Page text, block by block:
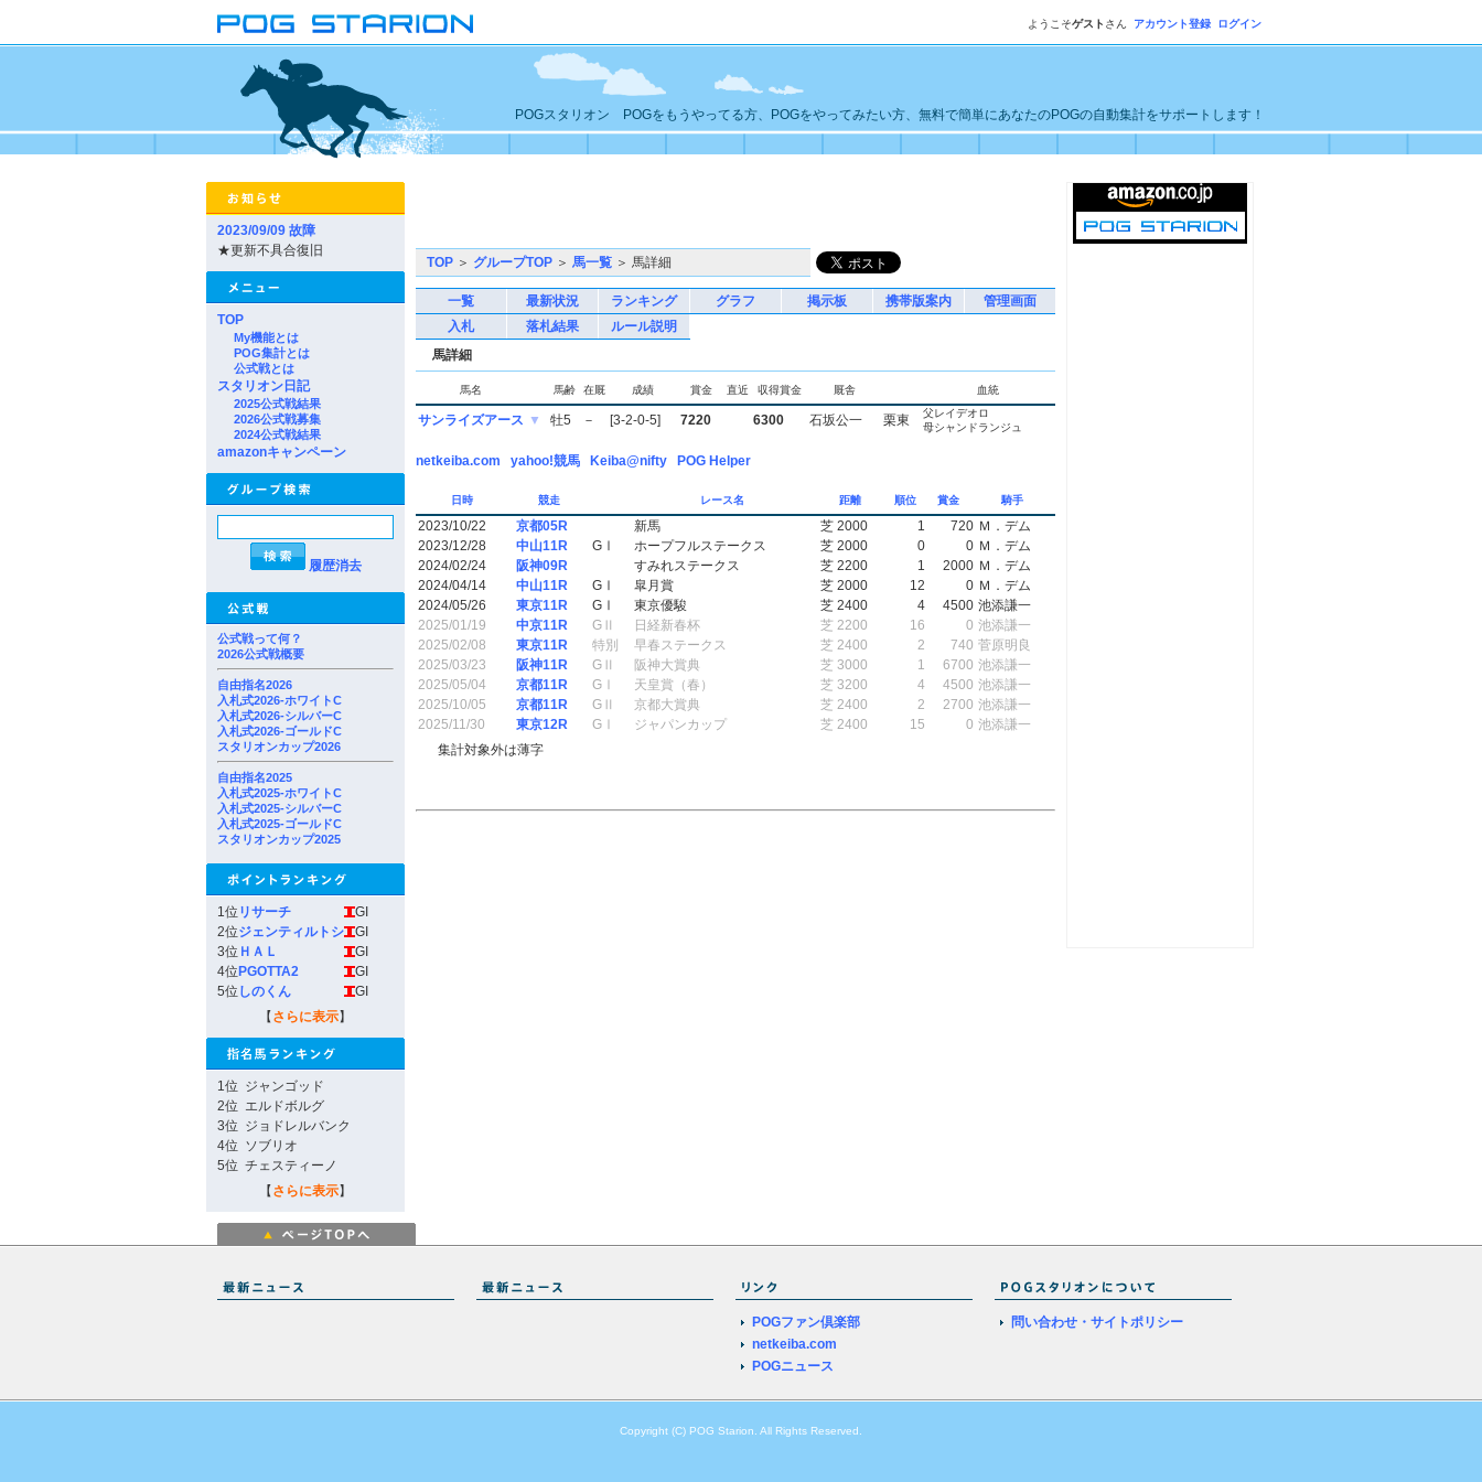
ようこそゲスト さん アカウント登録 ログイン
POGスタリオン POGをもうやってる方、POGをやってみたい方、無料で簡単にあなたのPOGの自動集計をサポートします！
2023/09/09 故障
★更新不具合復旧
TOP
My機能とは
POG集計とは
公式戦とは
スタリオン日記
2025公式戦結果
2026公式戦募集
2024公式戦結果
amazonキャンペーン
履歴消去
公式戦って何？
2026公式戦概要
自由指名2026
入札式2026-ホワイトC
入札式2026-シルバーC
入札式2026-ゴールドC
スタリオンカップ2026
自由指名2025
入札式2025-ホワイトC
入札式2025-シルバーC
入札式2025-ゴールドC
スタリオンカップ2025
1位 リサーチ
GI
2位ジェンティルトシ
GI
3位 ＨＡＬ
GI
4位 PGOTTA2
GI
5位 しのくん
GI
【 さらに表示】
1位 ジャンゴッド
2位 エルドボルグ
3位 ジョドレルバンク
4位 ソブリオ
5位 チェスティーノ
【 さらに表示】
TOP ＞ グループTOP ＞ 馬一覧 ＞ 馬詳細
一覧 最新状況 ランキング グラフ 掲示板 携帯版案内
管理画面
入札
落札結果
ルール説明
馬詳細
馬名 馬齢 在厩 成績 賞金 直近 収得賞金 厩舎 血統
サンライズアース ▼ 牡5 － [3-2-0-5] 7220 6300 石坂公一 栗東
父レイデオロ
母シャンドランジュ
netkeiba.com yahoo!競馬 Keiba@nifty POG Helper
日時 競走 レース名 距離 順位 賞金 騎手
2023/10/22 京都05R 新馬 芝 2000 1 720 Ｍ．デム
2023/12/28
中山11R GⅠ ホープフルステークス 芝 2000 0 0 Ｍ．デム
2024/02/24
阪神09R すみれステークス 芝 2200 1 2000 Ｍ．デム
2024/04/14
中山11R GⅠ 皐月賞 芝 2000 12 0 Ｍ．デム
2024/05/26
東京11R GⅠ 東京優駿 芝 2400 4 4500 池添謙一
2025/01/19
中京11R GⅡ 日経新春杯 芝 2200 16 0 池添謙一
2025/02/08
東京11R 特別 早春ステークス 芝 2400 2 740 菅原明良
2025/03/23
阪神11R GⅡ 阪神大賞典 芝 3000 1 6700 池添謙一
2025/05/04
京都11R GⅠ 天皇賞（春） 芝 3200 4 4500 池添謙一
2025/10/05
京都11R GⅡ 京都大賞典 芝 2400 2 2700 池添謙一
2025/11/30
東京12R GⅠ ジャパンカップ 芝 2400 15 0 池添謙一
集計対象外は薄字
POGファン倶楽部
netkeiba.com
POGニュース
問い合わせ・サイトポリシー
Copyright (C) POG Starion. All Rights Reserved.